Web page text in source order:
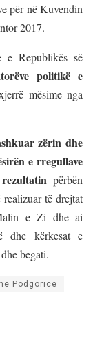
për në Kuvendin
2017.
e Republikës së
politikë e
mësime nga
zërin dhe
e rregullave
përbën
të drejtat
e Zi dhe ai
dhe kërkesat e
begati.
Podgoricë